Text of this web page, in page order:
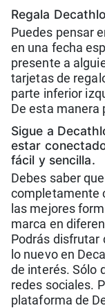
Regala
Puedes pensar
en una fecha
presente a
tarjetas de
parte inferior
De esta manera
Sigue a
estar
fácil y sencilla.
Debes saber
completamente
las mejores
marca en
Podrás disfrutar
lo nuevo en
de interés. Sólo
redes sociales.
plataforma de